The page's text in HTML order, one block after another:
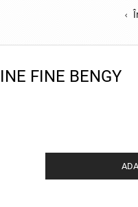
FINE BENGY